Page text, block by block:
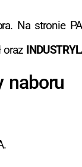
Na stronie
naboru